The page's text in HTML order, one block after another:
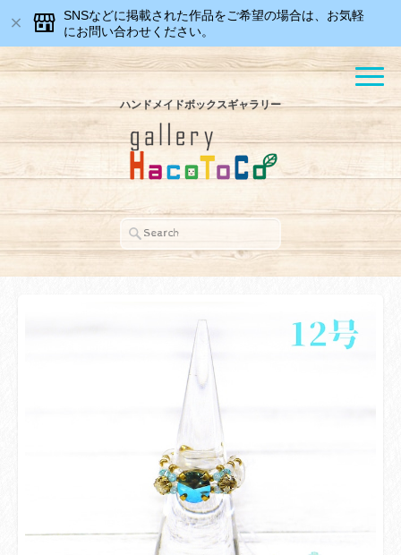
SNSなどに掲載された作品をご希望の場合は、お気軽
にお問い合わせください。
ハンドメイドボックスギャラリー